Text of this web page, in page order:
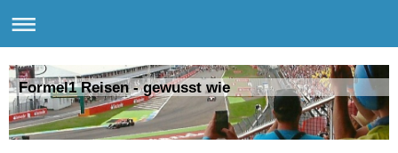
Formel1 Reisen - gewusst wie